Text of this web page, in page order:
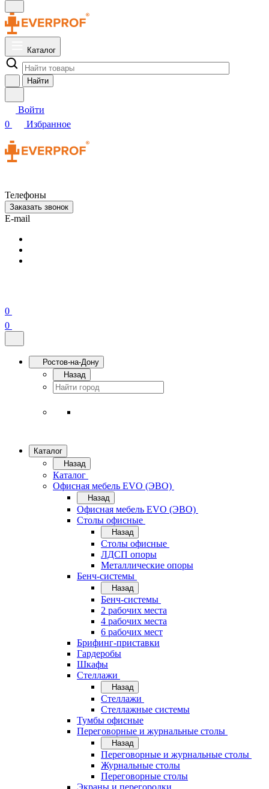
Каталог
Найти
Войти
0
Избранное
Телефоны
Заказать звонок
E-mail
0
0
Ростов-на-Дону
Назад
Каталог
Назад
Каталог
Офисная мебель EVO (ЭВО)
Назад
Офисная мебель EVO (ЭВО)
Cтолы офисные
Назад
Cтолы офисные
ЛДСП опоры
Металлические опоры
Бенч-системы
Назад
Бенч-системы
2 рабочих места
4 рабочих места
6 рабочих мест
Брифинг-приставки
Гардеробы
Шкафы
Стеллажи
Назад
Стеллажи
Стеллажные системы
Тумбы офисные
Переговорные и журнальные столы
Назад
Переговорные и журнальные столы
Журнальные столы
Переговорные столы
Экраны и перегородки